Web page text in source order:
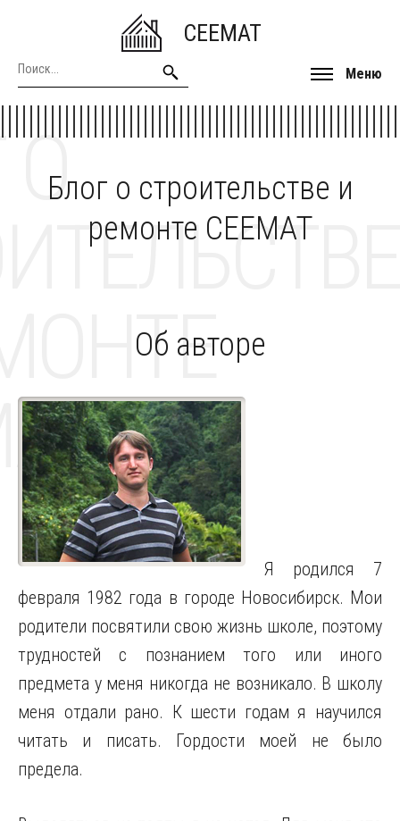
CEEMAT
Меню
Блог о строительстве и
ремонте CEEMAT
О
Об авторе
Я родился 7
февраля 1982 года в городе Новосибирск. Мои
родители посвятили свою жизнь школе, поэтому
трудностей с познанием того или иного
предмета у меня никогда не возникало. В школу
меня отдали рано. К шести годам я научился
читать и писать. Гордости моей не было
предела.